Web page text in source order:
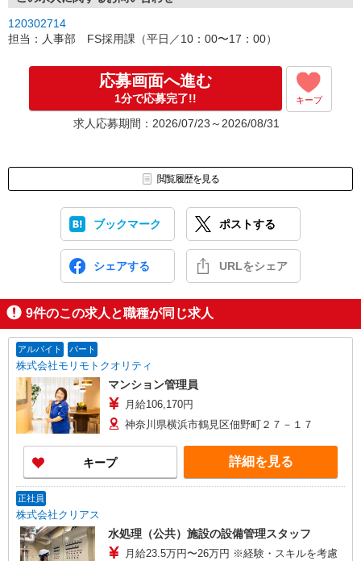
120302714
担当：人事部 FS採用課（平日／10：00〜17：00）
応募画面へ進む
1分で応募完了!! キープ
求人応募期間：2026/07/23～2026/08/31
閲覧履歴を見る
ブックマーク ポストする
シェアする URLをシェア
9件のこの求人と職種が同じ求人
アルバイト パート
株式会社モリモトクオリティ
マンション管理員
月給106,170円
神奈川県横浜市鶴見区佃野町２７－１７
キープ 詳細を見る
正社員
株式会社クリアス
水処理（公共）施設の設備管理スタッフ
月給23.5万円〜26万円 ※経験・スキルを考慮